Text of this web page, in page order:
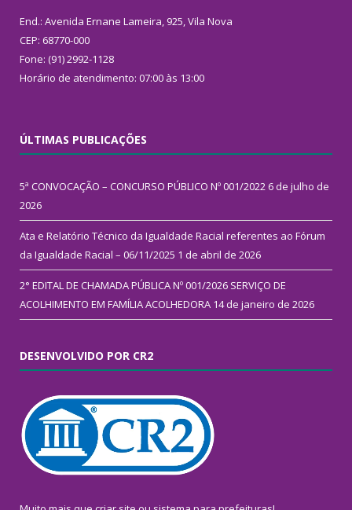
End.: Avenida Ernane Lameira, 925, Vila Nova
CEP: 68770-000
Fone: (91) 2992-1128
Horário de atendimento: 07:00 às 13:00
ÚLTIMAS PUBLICAÇÕES
5ª CONVOCAÇÃO – CONCURSO PÚBLICO Nº 001/2022 6 de julho de
2026
Ata e Relatório Técnico da Igualdade Racial referentes ao Fórum
da Igualdade Racial – 06/11/2025 1 de abril de 2026
2° EDITAL DE CHAMADA PÚBLICA Nº 001/2026 SERVIÇO DE
ACOLHIMENTO EM FAMÍLIA ACOLHEDORA 14 de janeiro de 2026
DESENVOLVIDO POR CR2